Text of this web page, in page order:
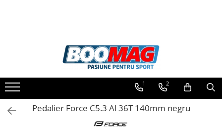
Biciclete copii
Biciclete dama
Biciclete mountain bike (MTB)
1 2
Pedalier Force C5.3 Al 36T 140mm negru